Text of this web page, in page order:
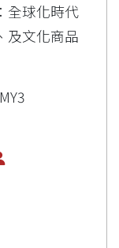
全球化時代
及文化商品